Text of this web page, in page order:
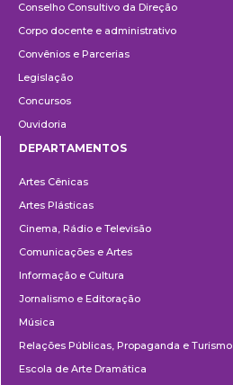
Conselho Consultivo da Direção
Corpo docente e administrativo
Convênios e Parcerias
Legislação
Concursos
Ouvidoria
DEPARTAMENTOS
Artes Cênicas
Artes Plásticas
Cinema, Rádio e Televisão
Comunicações e Artes
Informação e Cultura
Jornalismo e Editoração
Música
Relações Públicas, Propaganda e Turismo
Escola de Arte Dramática